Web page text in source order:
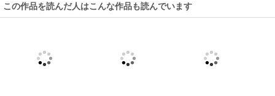
この作品を読んだ人はこんな作品も読んでいます